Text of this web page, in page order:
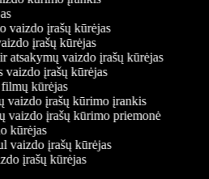
vaizdo įrašų kūrėjas
įrašų kūrėjas
atsakymų vaizdo įrašų kūrėjas
vaizdo įrašų kūrėjas
filmų kūrėjas
vaizdo įrašų kūrimo įrankis
vaizdo įrašų kūrimo priemonė
kūrėjas
vaizdo įrašų kūrėjas
įrašų kūrėjas